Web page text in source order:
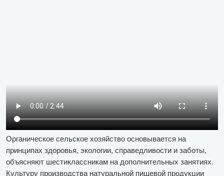
Органическое сельское хозяйство основывается на
принципах здоровья, экологии, справедливости и заботы,
объясняют шестиклассникам на дополнительных занятиях.
Культуру производства натуральной пищевой продукции